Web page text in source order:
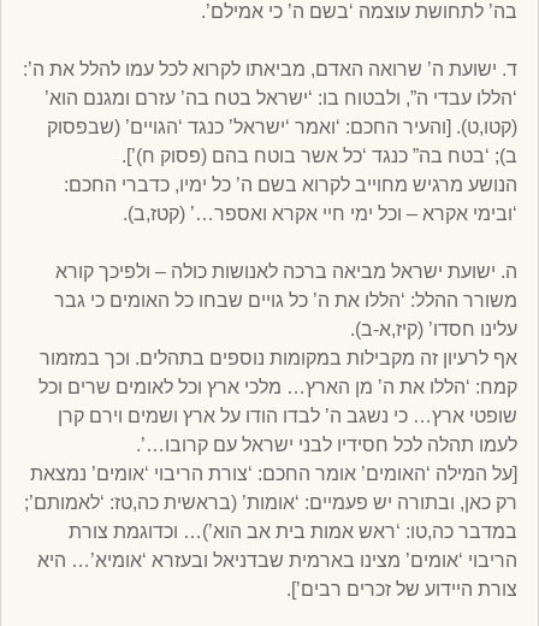
בה’ לתחושת עוצמה ‘בשם ה’ כי אמילם’.
ד. ישועת ה’ שרואה האדם, מביאתו לקרוא לכל עמו להלל את ה’:
‘הללו עבדי ה”, ולבטוח בו: ‘ישראל בטח בה’ עזרם ומגנם הוא’
(קטו,ט). [והעיר החכם: ‘ואמר ‘ישראל’ כנגד ‘הגויים’ (שבפסוק
ב); ‘בטח בה” כנגד ‘כל אשר בוטח בהם (פסוק ח)’].
הנושע מרגיש מחוייב לקרוא בשם ה’ כל ימיו, כדברי החכם:
‘ובימי אקרא – וכל ימי חיי אקרא ואספר…’ (קטז,ב).
ה. ישועת ישראל מביאה ברכה לאנושות כולה – ולפיכך קורא
משורר ההלל: ‘הללו את ה’ כל גויים שבחו כל האומים כי גבר
עלינו חסדו’ (קיז,א-ב).
אף לרעיון זה מקבילות במקומות נוספים בתהלים. וכך במזמור
קמח: ‘הללו את ה’ מן הארץ… מלכי ארץ וכל לאומים שרים וכל
שופטי ארץ… כי נשגב ה’ לבדו הודו על ארץ ושמים וירם קרן
לעמו תהלה לכל חסידיו לבני ישראל עם קרובו…’.
[על המילה ‘האומים’ אומר החכם: ‘צורת הריבוי ‘אומים’ נמצאת
רק כאן, ובתורה יש פעמיים: ‘אומות’ (בראשית כה,טז: ‘לאמותם’;
במדבר כה,טו: ‘ראש אמות בית אב הוא’)… וכדוגמת צורת
הריבוי ‘אומים’ מצינו בארמית שבדניאל ובעזרא ‘אומיא’… היא
צורת היידוע של זכרים רבים’].